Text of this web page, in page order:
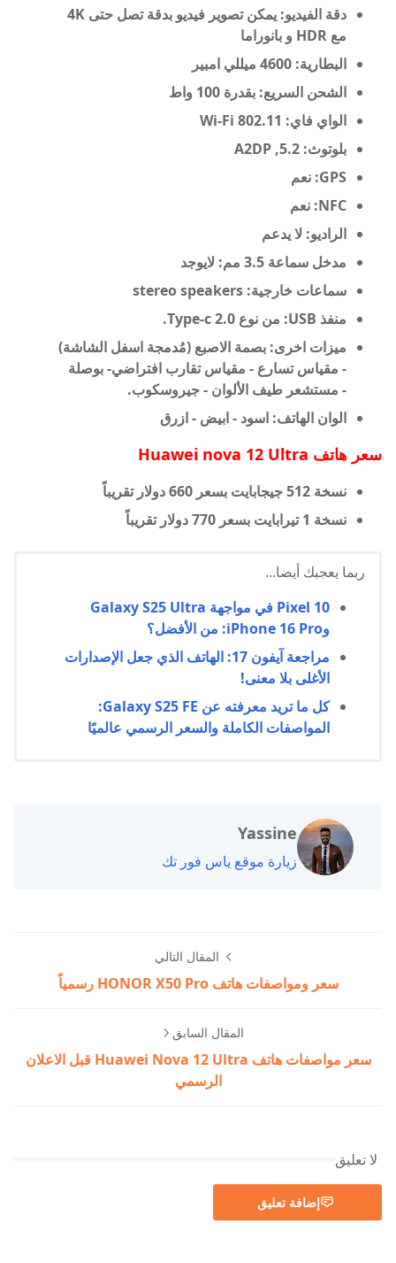
دقة الفيديو: يمكن تصوير فيديو بدقة تصل حتى 4K
مع HDR و
بانوراما
البطارية: 4600 ميللي امبير
الشحن السريع: بقدرة 100 واط
الواي فاي: Wi-Fi 802.11
بلوتوث: 5.2, A2DP
GPS: نعم
NFC: نعم
الراديو: لا يدعم
مدخل سماعة 3.5 مم: لايوجد
سماعات خارجية: stereo speakers
منفذ USB: من نوع
Type-c 2.0.
ميزات اخرى: بصمة الاصبع (مُدمجة اسفل الشاشة)
- مقياس تسارع - مقياس تقارب افتراضي-بوصلة
- مستشعر طيف الألوان -جيروسكوب.
الوان الهاتف: اسود -ابيض -ازرق
سعر هاتف Huawei nova 12 Ultra
نسخة 512 جيجابايت بسعر
660 دولار تقريباً
نسخة 1 تيرابايت بسعر
770 دولار تقريباً
ربما يعجبك أيضا...
Pixel 10 في مواجهة Galaxy S25 Ultra
وiPhone 16 Pro: من الأفضل؟
مراجعة آيفون 17: الهاتف الذي جعل الإصدارات
الأغلى بلا معنى!
كل ما تريد معرفته عن Galaxy S25 FE:
المواصفات الكاملة والسعر الرسمي عالميًا
Yassine
زيارة موقع ياس فور تك
المقال التالي
سعر ومواصفات هاتف HONOR X50 Pro رسمياً
المقال السابق
سعر مواصفات هاتف Huawei Nova 12 Ultra قبل الاعلان
الرسمي
لا تعليق
إضافة تعليق